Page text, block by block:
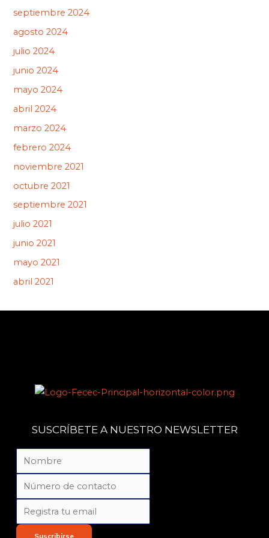
septiembre 2024
agosto 2024
julio 2024
junio 2024
mayo 2024
abril 2024
marzo 2024
febrero 2024
noviembre 2021
octubre 2021
septiembre 2021
julio 2021
junio 2021
mayo 2021
abril 2021
SUSCRÍBETE A NUESTRO NEWSLETTER
Suscribirse